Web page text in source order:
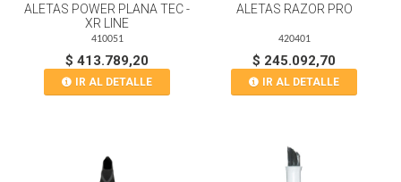
ALETAS POWER PLANA TEC -
XR LINE
410051
$ 413.789,20
IR AL DETALLE
ALETAS RAZOR PRO
420401
$ 245.092,70
IR AL DETALLE